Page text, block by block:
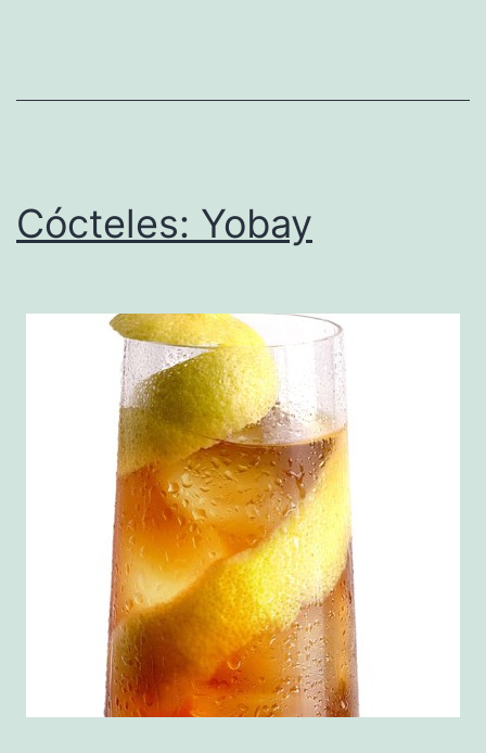
Cócteles: Yobay